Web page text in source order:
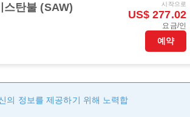
스탄불 (SAW) 시작으로
US$ 277.02
요금/인
예약
의 정보를 제공하기 위해 노력합